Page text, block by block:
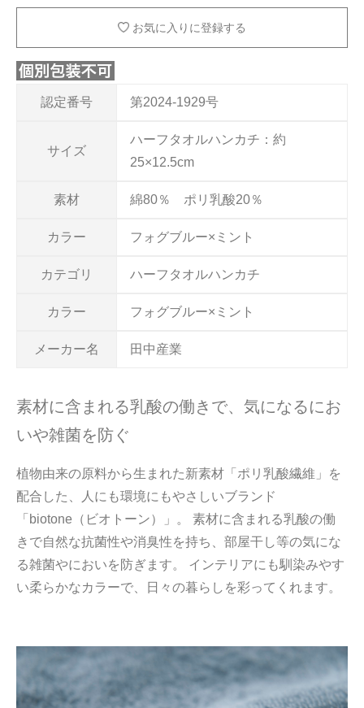
認定番号 第2024-1929号
サイズ
ハーフタオルハンカチ：約
25×12.5cm
素材 綿80％ ポリ乳酸20％
カラー フォグブルー×ミント
カテゴリ ハーフタオルハンカチ
カラー フォグブルー×ミント
メーカー名 田中産業
お気に入りに登録する
素材に含まれる乳酸の働きで、気になるにお
いや雑菌を防ぐ
植物由来の原料から生まれた新素材「ポリ乳酸繊維」を
配合した、人にも環境にもやさしいブランド
「biotone（ビオトーン）」。 素材に含まれる乳酸の働
きで自然な抗菌性や消臭性を持ち、部屋干し等の気にな
る雑菌やにおいを防ぎます。 インテリアにも馴染みやす
い柔らかなカラーで、日々の暮らしを彩ってくれます。